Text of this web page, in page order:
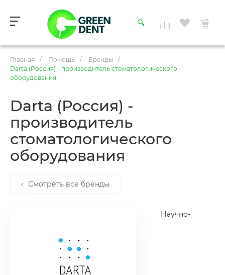
Главная / Помощь / Бренды
/
Darta (Россия) - производитель стоматологического
оборудования
Darta (Россия) -
производитель
стоматологического
оборудования
Смотреть все бренды
Научно-